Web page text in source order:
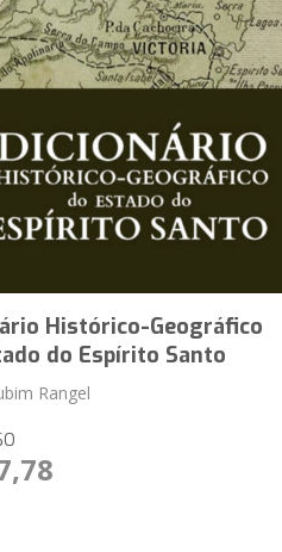
Histórico-Geográfico
do Espírito Santo
Rangel